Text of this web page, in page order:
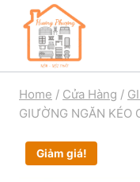
Home / Cửa Hàng /
GIƯỜNG NGĂN KÉO
Giảm giá!